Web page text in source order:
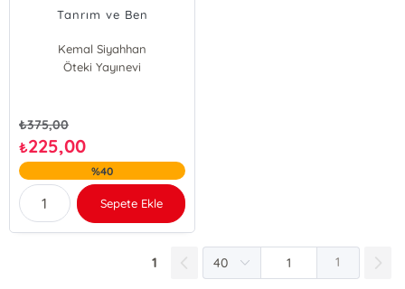
Tanrım ve Ben
Kemal Siyahhan
Öteki Yayınevi
₺375,00
₺225,00
%40
Sepete Ekle
1 1